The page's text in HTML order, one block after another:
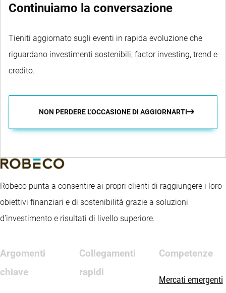
Continuiamo la conversazione
Tieniti aggiornato sugli eventi in rapida evoluzione che
riguardano investimenti sostenibili, factor investing, trend e
credito.
NON PERDERE L'OCCASIONE DI AGGIORNARTI
Robeco punta a consentire ai propri clienti di raggiungere i loro
obiettivi finanziari e di sostenibilità grazie a soluzioni
d’investimento e risultati di livello superiore.
Argomenti
chiave
Collegamenti
rapidi
Competenze
Mercati emergenti